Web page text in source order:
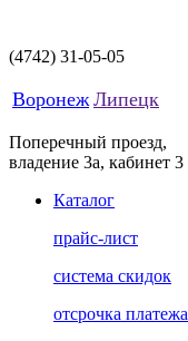
(4742) 31-05-05
Воронеж Липецк
Поперечный проезд,
владение 3а, кабинет 3
Каталог
прайс-лист
система скидок
отсрочка платежа